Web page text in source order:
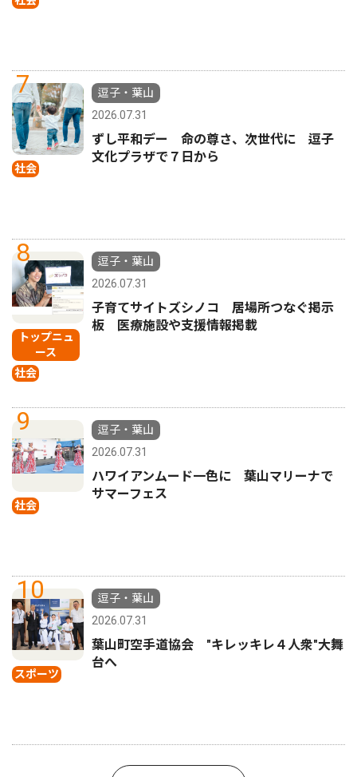
7
社会
逗子・葉山
2026.07.31
ずし平和デー 命の尊さ、次世代に 逗子
文化プラザで７日から
8
トップニュ
ース
社会
逗子・葉山
2026.07.31
子育てサイトズシノコ 居場所つなぐ掲示
板 医療施設や支援情報掲載
9
社会
逗子・葉山
2026.07.31
ハワイアンムード一色に 葉山マリーナで
サマーフェス
10
スポーツ
逗子・葉山
2026.07.31
葉山町空手道協会 "キレッキレ４人衆"大舞
台へ